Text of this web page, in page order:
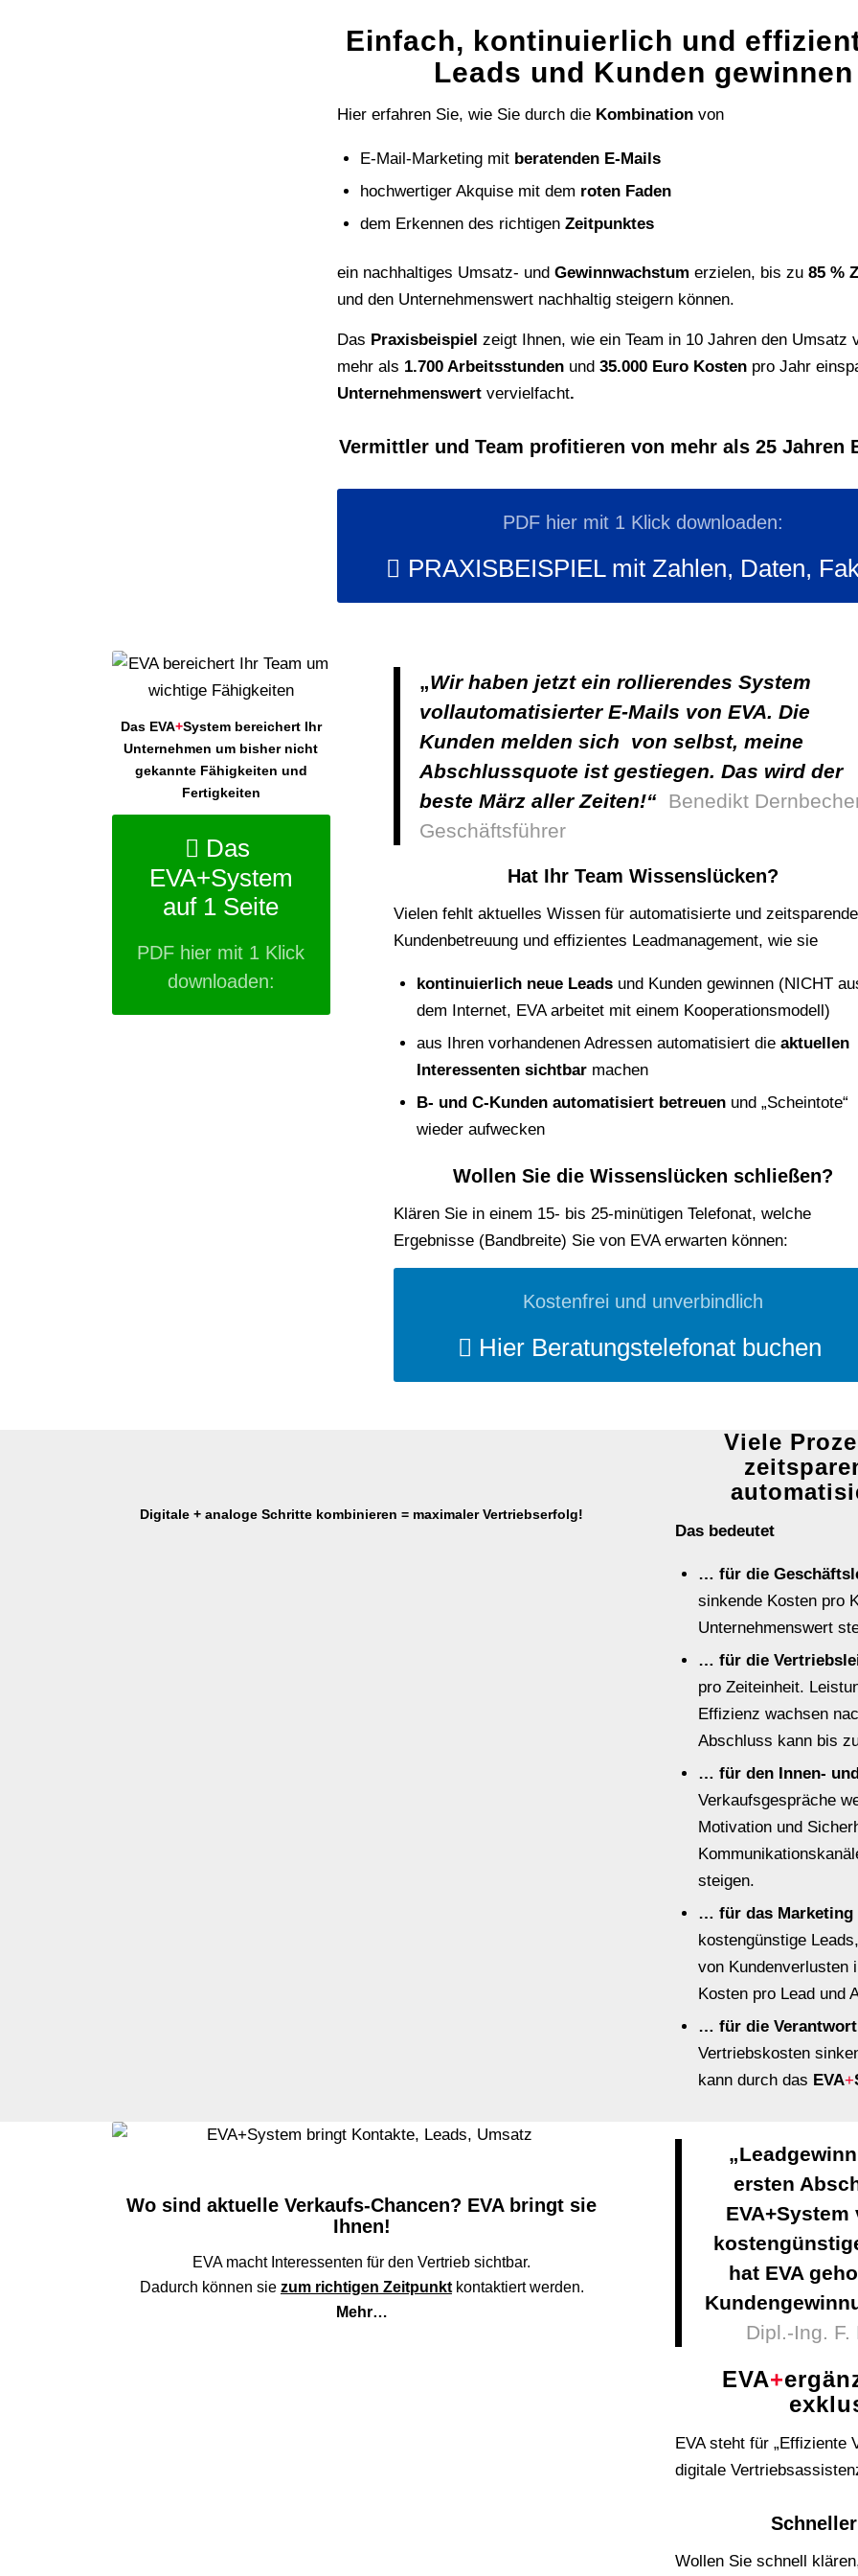
Einfach, kontinuierlich und
Leads und Kunden gewinnen
Hier erfahren Sie, wie Sie durch die Kombination von
E-Mail-Marketing mit beratenden E-Mails
hochwertiger Akquise mit dem roten Faden
dem Erkennen des richtigenZeitpunktes
ein nachhaltiges Umsatz- undGewinnwachstum erzielen, bis zu 85 %
und den Unternehmenswert nachhaltig steigern können.
Das Praxisbeispiel zeigt Ihnen, wie ein Team in 10 Jahren den Umsatz
mehr als 1.700 Arbeits­stunden und35.000 Euro Kosten pro Jahr
Unternehmenswertvervielfacht.
Vermittler und Team profitieren von mehr als 25 Jahren
PDF hier mit 1 Klick downloaden:
PRAXISBEISPIEL mit Zahlen, Daten,
Das EVA+System bereichert Ihr
Unternehmen um bisher nicht
gekannte Fähigkeiten und
Fertigkeiten
Das
EVA+System
auf 1 Seite
PDF hier mit 1 Klick
downloaden:
„Wir haben jetzt ein rollierendes System
vollautomatisierter E-Mails von EVA. Die
Kunden melden sich von selbst, meine
Abschlussquote ist gestiegen. Das wird der
beste März aller Zeiten!“ Benedikt
Geschäftsführer
Hat Ihr Team Wissenslücken?
Vielen fehlt aktuelles Wissen für automatisierte und zeitsparende
Kundenbetreuung und effizientes Leadmanagement, wie sie
kontinuierlich neue Leads und Kunden gewinnen (NICHT
dem Internet, EVA arbeitet mit einem Kooperationsmodell)
aus Ihren vorhandenen Adressen automatisiert dieaktuellen
Interessenten sichtbar machen
B- und C-Kunden automatisiert betreuen und „Scheintote“
wieder aufwecken
Wollen Sie die Wissenslücken schließen?
Klären Sie in einem 15- bis 25-minütigen Telefonat, welche
Ergebnisse (Bandbreite) Sie von EVA erwarten können:
Kostenfrei und unverbindlich
Hier Beratungstelefonat buchen
Digitale + analoge Schritte kombinieren = maximaler Vertriebserfolg!
Viele
Das bedeutet
… für die
sinkende Kosten pro
Unternehmenswert
… für die
pro Zeiteinheit.
Effizienz wachsen
Abschluss kann bis
… für den Innen-
Verkaufsgespräche
Motivation und
steigen.
… für das Marketing
kostengünstige
von Kundenverlusten
Kosten pro Lead und
… für die
Vertriebskosten
kann durch das EVA+
Wo sind aktuelle Verkaufs-Chancen? EVA bringt sie
Ihnen!
EVA macht Interessenten für den Vertrieb sichtbar.
Dadurch können sie zum richtigen Zeitpunktkontaktiert werden.
Mehr…
ersten
hat EVA
Dipl.-Ing.
EVA+
EVA steht für „Effiziente
digitale
Wollen Sie schnell